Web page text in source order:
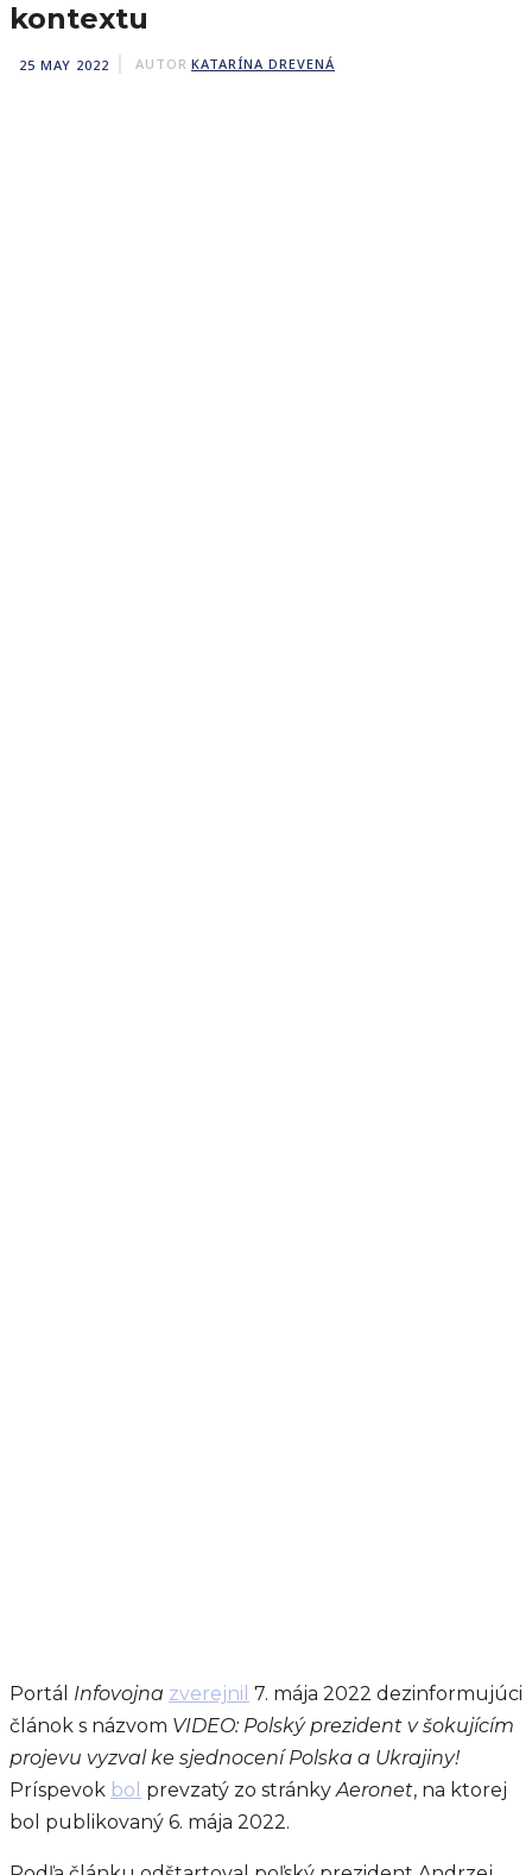
kontextu
25 MAY 2022 AUTOR KATARÍNA DREVENÁ
Portál Infovojna zverejnil 7. mája 2022 dezinformujúci
článok s názvom VIDEO: Polský prezident v šokujícím
projevu vyzval ke sjednocení Polska a Ukrajiny!
Príspevok bol prevzatý zo stránkyAeronet, na ktorej
bol publikovaný 6. mája 2022.